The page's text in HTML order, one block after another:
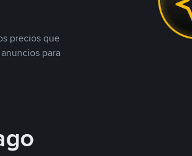
precios que
para